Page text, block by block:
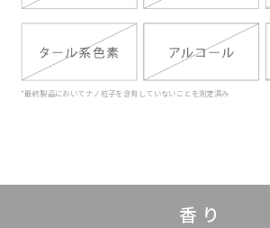
*最終製品においてナノ粒子を含有していないことを測定済み
香り